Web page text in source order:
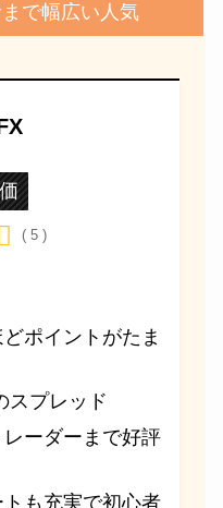
で幅広い人気
( 5 )
ポイントがたま
スプレッド
ーダーまで好評
も充実で初心者